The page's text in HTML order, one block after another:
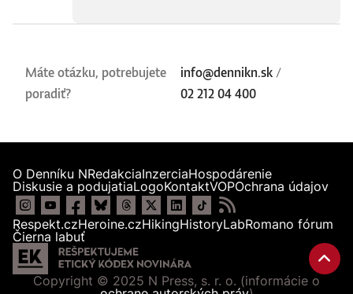
Máte otázku, potrebujete
poradiť?
info@dennikn.sk /
02 212 04 400
O Denníku NRedakciaInzerciaHospodárenie
Diskusie a podujatiaLogoKontaktVOPOchrana údajov
Respekt.czHeroine.czHikingHistoryLabRomano fórum
Čierna labuť
Copyright © 2025 N Press, s. r. o. (informácie o